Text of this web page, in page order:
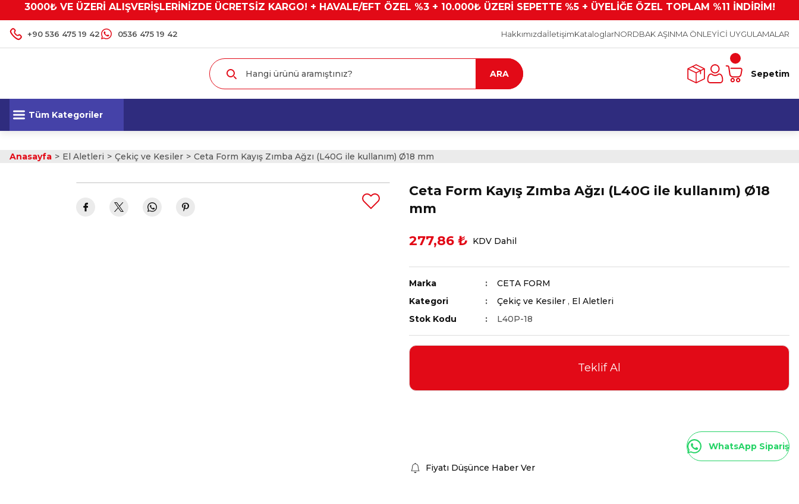
3000₺ VE ÜZERİ ALIŞVERİŞLERİNİZDE ÜCRETSİZ KARGO! + HAVALE/EFT ÖZEL %3 + 10.000₺ ÜZERİ SEPETTE %5 + ÜYELİĞE ÖZEL TOPLAM %11 İNDİRİM!
+90 536 475 19 42 0536 475 19 42 HakkımızdaİletişimKataloglarNORDBAK AŞINMA ÖNLEYİCİ UYGULAMALAR
ARA Sepetim
Tüm Kategoriler
Anasayfa El Aletleri Çekiç ve Kesiler Ceta Form Kayış Zımba Ağzı (L40G ile kullanım) Ø18 mm
Ceta Form Kayış Zımba Ağzı (L40G ile kullanım) Ø18
mm
277,86 ₺ KDV Dahil
Marka
CETA FORM
Kategori
Çekiç ve Kesiler , El Aletleri
Stok Kodu
L40P-18
Teklif Al
WhatsApp Sipariş
Fiyatı Düşünce Haber Ver